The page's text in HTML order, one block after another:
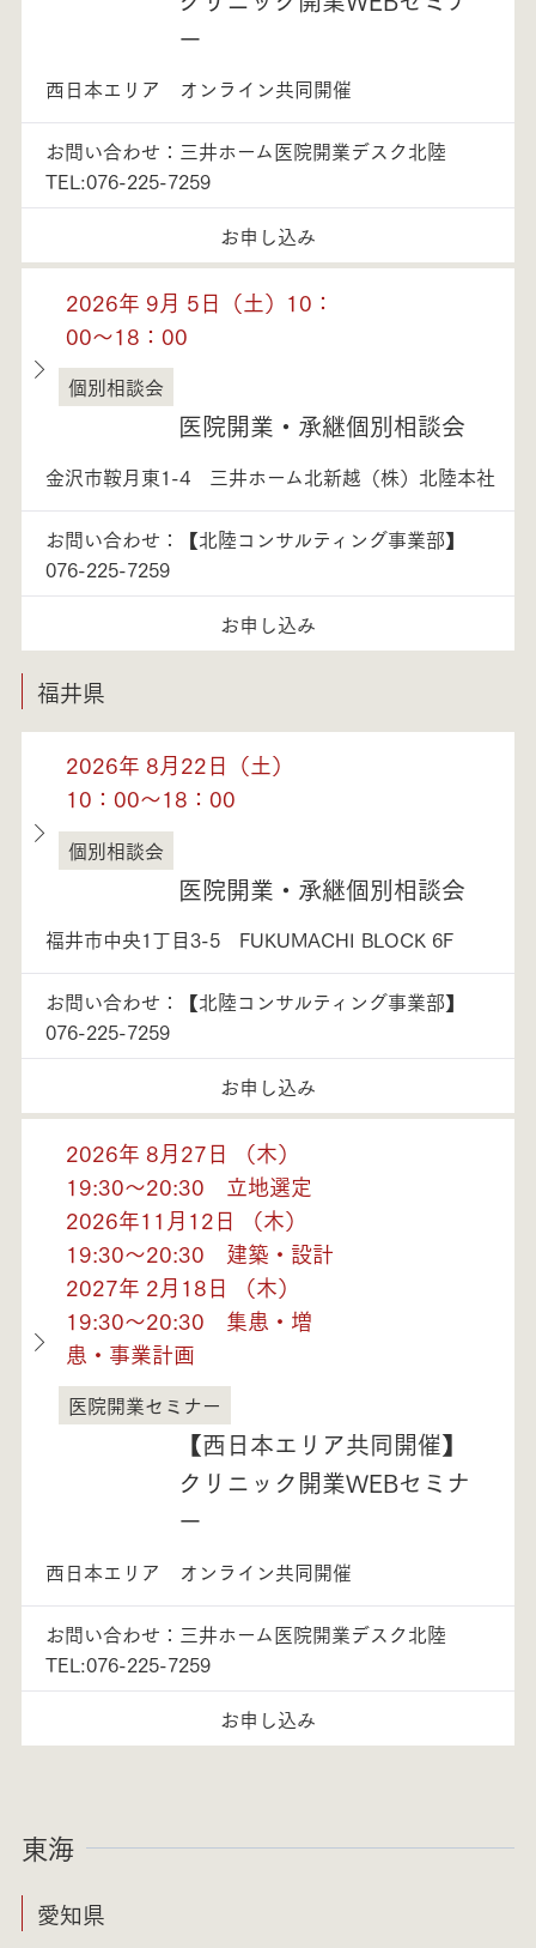
ー
西日本エリア オンライン共同開催
お問い合わせ：三井ホーム医院開業デスク北陸
TEL:076-225-7259
お申し込み
2026年 9月 5日（土）10：
00～18：00
石川県
個別相談会
医院開業・承継個別相談会
金沢市鞍月東1-4 三井ホーム北新越（株）北陸本社
お問い合わせ：【北陸コンサルティング事業部】
076-225-7259
お申し込み
福井県
2026年 8月22日（土）
10：00～18：00
福井県
個別相談会
医院開業・承継個別相談会
福井市中央1丁目3-5 FUKUMACHI BLOCK 6F
お問い合わせ：【北陸コンサルティング事業部】
076-225-7259
お申し込み
2026年 8月27日 （木）
19:30～20:30 立地選定
2026年11月12日 （木）
19:30～20:30 建築・設計
2027年 2月18日 （木）
19:30～20:30 集患・増
患・事業計画
福井県
医院開業セミナー
【西日本エリア共同開催】
クリニック開業WEBセミナ
ー
西日本エリア オンライン共同開催
お問い合わせ：三井ホーム医院開業デスク北陸
TEL:076-225-7259
お申し込み
東海
愛知県